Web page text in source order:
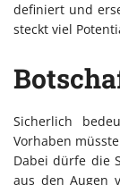
definiert und
steckt viel
Sicherlich
Vorhaben
Dabei dürfe die
aus den Augen